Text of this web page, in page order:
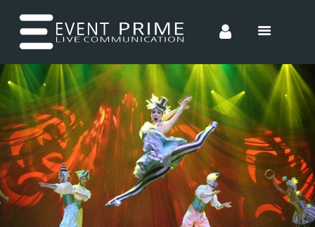
HOME
CONCEPTS
ENTERTAINMENT
INCENTIVES
TEAM
CONTACT